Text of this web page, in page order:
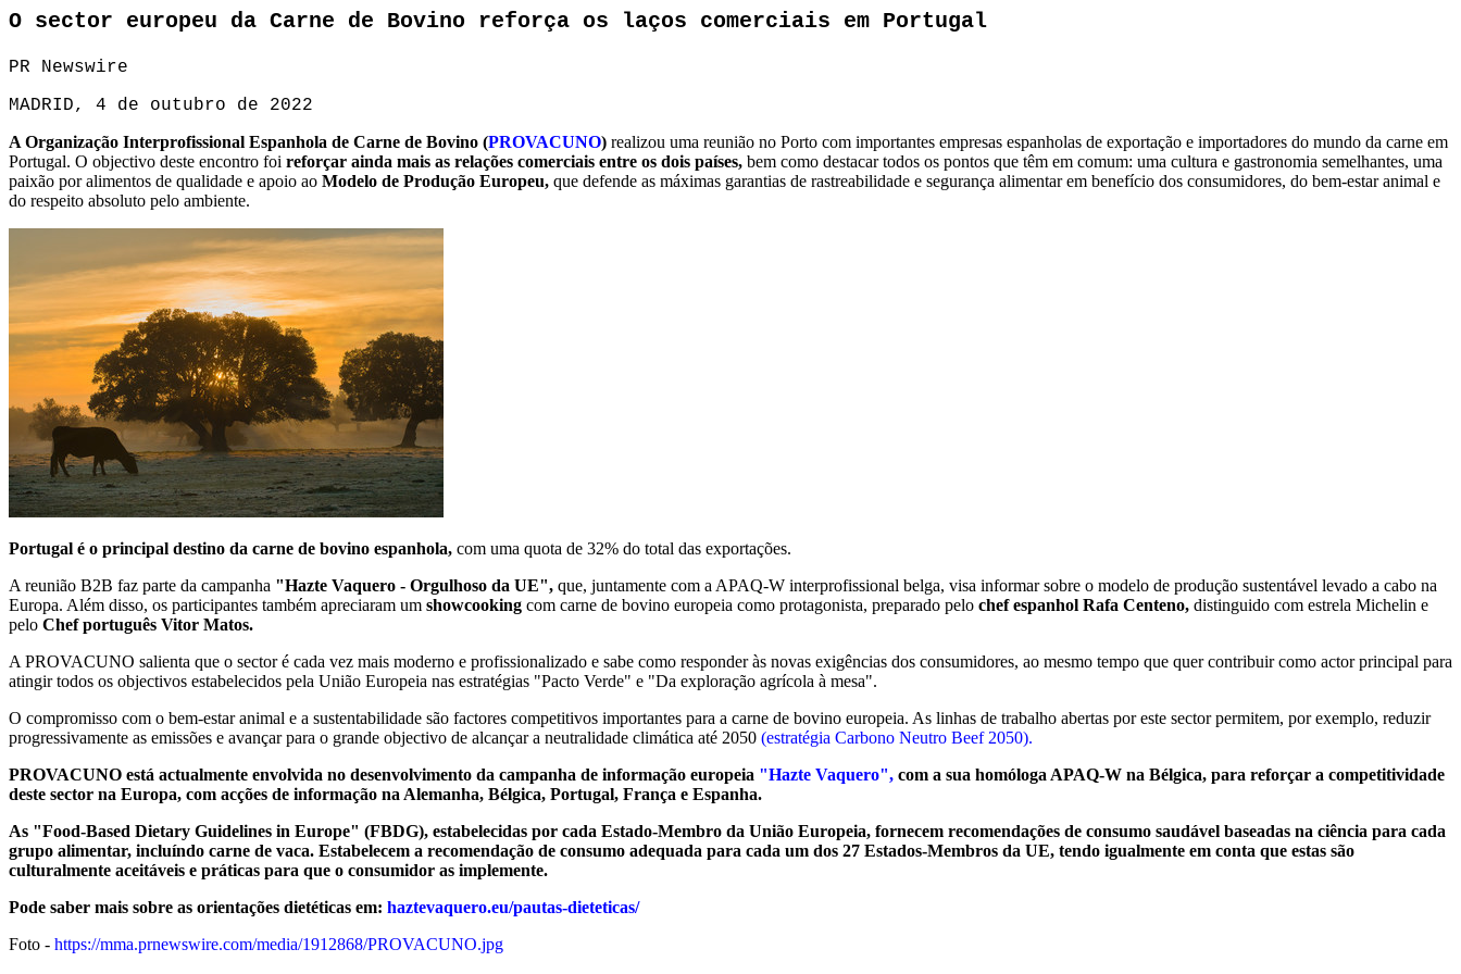
O sector europeu da Carne de Bovino reforça os laços comerciais em Portugal
PR Newswire
MADRID, 4 de outubro de 2022
A Organização Interprofissional Espanhola de Carne de Bovino (PROVACUNO) realizou uma reunião no Porto com importantes empresas espanholas de exportação e importadores do mundo da carne em
Portugal. O objectivo deste encontro foi reforçar ainda mais as relações comerciais entre os dois países, bem como destacar todos os pontos que têm em comum: uma cultura e gastronomia semelhantes, uma
paixão por alimentos de qualidade e apoio ao Modelo de Produção Europeu, que defende as máximas garantias de rastreabilidade e segurança alimentar em benefício dos consumidores, do bem-estar animal e
do respeito absoluto pelo ambiente.
Portugal é o principal destino da carne de bovino espanhola, com uma quota de 32% do total das exportações.
A reunião B2B faz parte da campanha "Hazte Vaquero - Orgulhoso da UE", que, juntamente com a APAQ-W interprofissional belga, visa informar sobre o modelo de produção sustentável levado a cabo na
Europa. Além disso, os participantes também apreciaram um showcooking com carne de bovino europeia como protagonista, preparado pelo chef espanhol Rafa Centeno, distinguido com estrela Michelin e
pelo Chef português Vitor Matos.
A PROVACUNO salienta que o sector é cada vez mais moderno e profissionalizado e sabe como responder às novas exigências dos consumidores, ao mesmo tempo que quer contribuir como actor principal para
atingir todos os objectivos estabelecidos pela União Europeia nas estratégias "Pacto Verde" e "Da exploração agrícola à mesa".
O compromisso com o bem-estar animal e a sustentabilidade são factores competitivos importantes para a carne de bovino europeia. As linhas de trabalho abertas por este sector permitem, por exemplo, reduzir
progressivamente as emissões e avançar para o grande objectivo de alcançar a neutralidade climática até 2050 (estratégia Carbono Neutro Beef 2050).
PROVACUNO está actualmente envolvida no desenvolvimento da campanha de informação europeia "Hazte Vaquero", com a sua homóloga APAQ-W na Bélgica, para reforçar a competitividade
deste sector na Europa, com acções de informação na Alemanha, Bélgica, Portugal, França e Espanha.
As "Food-Based Dietary Guidelines in Europe" (FBDG), estabelecidas por cada Estado-Membro da União Europeia, fornecem recomendações de consumo saudável baseadas na ciência para cada
grupo alimentar, incluíndo carne de vaca. Estabelecem a recomendação de consumo adequada para cada um dos 27 Estados-Membros da UE, tendo igualmente em conta que estas são
culturalmente aceitáveis e práticas para que o consumidor as implemente.
Pode saber mais sobre as orientações dietéticas em: haztevaquero.eu/pautas-dieteticas/
Foto - https://mma.prnewswire.com/media/1912868/PROVACUNO.jpg